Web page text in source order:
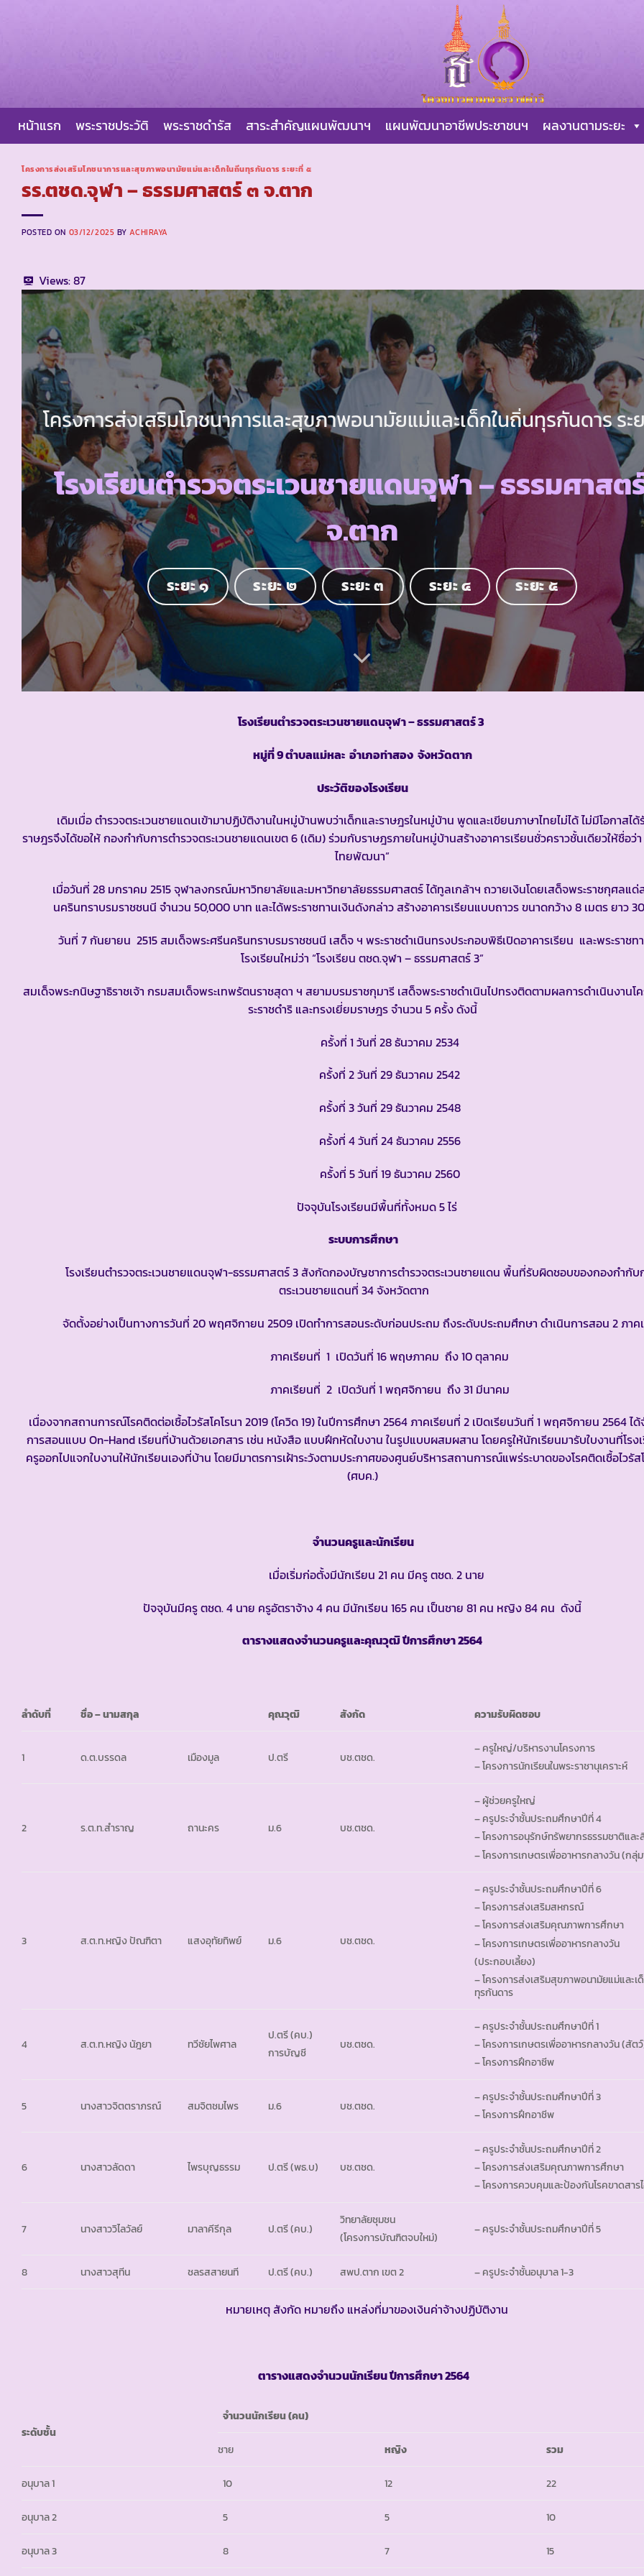
หน้าแรก พระราชประวัติ พระราชดำรัส สาระสำคัญแผนพัฒนาฯ แผนพัฒนาอาชีพประชาชนฯ ผลงานตามระยะ
โครงการส่งเสริมโภชนาการและสุขภาพอนามัยแม่และเด็กในถิ่นทุรกันดาร ระยะที่ ๕
รร.ตชด.จุฬา – ธรรมศาสตร์ ๓ จ.ตาก
POSTED ON 03/12/2025 BYACHIRAYA
Views:87
โครงการส่งเสริมโภชนาการและสุขภาพอนามัยแม่และเด็กในถิ่นทุรกันดาร ระ
โรงเรียนตำรวจตระเวนชายแดนจุฬา – ธรรมศาสต
จ.ตาก
ระยะ ๑ ระยะ ๒ ระยะ ๓ ระยะ ๔ ระยะ ๕
โรงเรียนตำรวจตระเวนชายแดนจุฬา – ธรรมศาสตร์ 3
หมู่ที่ 9 ตำบลแม่หละ อำเภอท่าสอง จังหวัดตาก
ประวัติของโรงเรียน
เดิมเมื่อ ตำรวจตระเวนชายแดนเข้ามาปฏิบัติงานในหมู่บ้านพบว่าเด็กและราษฎรในหมู่บ้าน พูดและเขียนภาษาไทยไม่ได้ ไม่มีโอกาสได้
ราษฎรจึงได้ขอให้ กองกำกับการตำรวจตระเวนชายแดนเขต 6 (เดิม) ร่วมกับราษฎรภายในหมู่บ้านสร้างอาคารเรียนชั่วคราวชั้นเดียวให้ชื่อว่า
ไทยพัฒนา”
เมื่อวันที่ 28 มกราคม 2515 จุฬาลงกรณ์มหาวิทยาลัยและมหาวิทยาลัยธรรมศาสตร์ ได้ทูลเกล้าฯ ถวายเงินโดยเสด็จพระราชกุศลแด่
นครินทราบรมราชชนนี จำนวน 50,000 บาท และได้พระราชทานเงินดังกล่าว สร้างอาคารเรียนแบบถาวร ขนาดกว้าง 8 เมตร ยาว
วันที่ 7 กันยายน 2515 สมเด็จพระศรีนครินทราบรมราชชนนี เสด็จ ฯ พระราชดำเนินทรงประกอบพิธีเปิดอาคารเรียน และพระราชท
โรงเรียนใหม่ว่า “โรงเรียน ตชด.จุฬา – ธรรมศาสตร์ 3”
สมเด็จพระกนิษฐาธิราชเจ้า กรมสมเด็จพระเทพรัตนราชสุดา ฯ สยามบรมราชกุมารี เสด็จพระราชดำเนินไปทรงติดตามผลการดำเนินงานโ
ระราชดำริ และทรงเยี่ยมราษฎร จำนวน 5 ครั้ง ดังนี้
ครั้งที่ 1 วันที่ 28 ธันวาคม 2534
ครั้งที่ 2 วันที่ 29 ธันวาคม 2542
ครั้งที่ 3 วันที่ 29 ธันวาคม 2548
ครั้งที่ 4 วันที่ 24 ธันวาคม 2556
ครั้งที่ 5 วันที่ 19 ธันวาคม 2560
ปัจจุบันโรงเรียนมีพื้นที่ทั้งหมด 5 ไร่
ระบบการศึกษา
โรงเรียนตำรวจตระเวนชายแดนจุฬา-ธรรมศาสตร์ 3 สังกัดกองบัญชาการตำรวจตระเวนชายแดน พื้นที่รับผิดชอบของกองกำกับ
ตระเวนชายแดนที่ 34 จังหวัดตาก
จัดตั้งอย่างเป็นทางการวันที่ 20 พฤศจิกายน 2509 เปิดทำการสอนระดับก่อนประถม ถึงระดับประถมศึกษา ดำเนินการสอน 2 ภา
ภาคเรียนที่ 1 เปิดวันที่ 16 พฤษภาคม ถึง 10 ตุลาคม
ภาคเรียนที่ 2 เปิดวันที่ 1 พฤศจิกายน ถึง 31 มีนาคม
เนื่องจากสถานการณ์โรคติดต่อเชื้อไวรัสโคโรนา 2019 (โควิด 19) ในปีการศึกษา 2564 ภาคเรียนที่ 2 เปิดเรียนวันที่ 1 พฤศจิกายน 2564 ไ
การสอนแบบ On-Hand เรียนที่บ้านด้วยเอกสาร เช่น หนังสือ แบบฝึกหัดใบงาน ในรูปแบบผสมผสาน โดยครูให้นักเรียนมารับใบงานที่โร
ครูออกไปแจกใบงานให้นักเรียนเองที่บ้าน โดยมีมาตรการเฝ้าระวังตามประกาศของศูนย์บริหารสถานการณ์แพร่ระบาดของโรคติดเชื้อไวรัส
(ศบค.)
จำนวนครูและนักเรียน
เมื่อเริ่มก่อตั้งมีนักเรียน 21 คน มีครู ตชด. 2 นาย
ปัจจุบันมีครู ตชด. 4 นาย ครูอัตราจ้าง 4 คน มีนักเรียน 165 คน เป็นชาย 81 คน หญิง 84 คน ดังนี้
ตารางแสดงจำนวนครูและคุณวุฒิ ปีการศึกษา2564
ลำดับที่ ชื่อ – นามสกุล คุณวุฒิ สังกัด ความรับผิดชอบ
1 ด.ต.บรรดล เมืองมูล ป.ตรี บช.ตชด.
– ครูใหญ่/บริหารงานโครงการ
– โครงการนักเรียนในพระราชานุเคราะห์
2 ร.ต.ท.สำราญ ถานะคร ม.6 บช.ตชด.
– ผู้ช่วยครูใหญ่
– ครูประจำชั้นประถมศึกษาปีที่ 4
– โครงการอนุรักษ์ทรัพยากรธรรมชาติแล
– โครงการเกษตรเพื่ออาหารกลางวัน (กลุ่
3 ส.ต.ท.หญิง ปัณฑิตา แสงอุทัยทิพย์ ม.6 บช.ตชด.
– ครูประจำชั้นประถมศึกษาปีที่ 6
– โครงการส่งเสริมสหกรณ์
– โครงการส่งเสริมคุณภาพการศึกษา
– โครงการเกษตรเพื่ออาหารกลางวัน
(ประกอบเลี้ยง)
– โครงการส่งเสริมสุขภาพอนามัยแม่และเ
ทุรกันดาร
4 ส.ต.ท.หญิง นัฎยา ทวีชัยไพศาล
ป.ตรี (คบ.)
การบัญชี
บช.ตชด.
– ครูประจำชั้นประถมศึกษาปีที่ 1
– โครงการเกษตรเพื่ออาหารกลางวัน (สัต
– โครงการฝึกอาชีพ
5 นางสาวจิตตราภรณ์ สมจิตชมไพร ม.6 บช.ตชด.
– ครูประจำชั้นประถมศึกษาปีที่ 3
– โครงการฝึกอาชีพ
6 นางสาวลัดดา ไพรบุญธรรม ป.ตรี (พธ.บ) บช.ตชด.
– ครูประจำชั้นประถมศึกษาปีที่ 2
– โครงการส่งเสริมคุณภาพการศึกษา
– โครงการควบคุมและป้องกันโรคขาดสาร
7 นางสาววิไลวัลย์ มาลาคีรีกุล ป.ตรี (คบ.)
วิทยาลัยชุมชน
(โครงการบัณฑิตจบใหม่)
– ครูประจำชั้นประถมศึกษาปีที่ 5
8 นางสาวสุทีน ชลรสสายนที ป.ตรี (คบ.) สพป.ตาก เขต 2 – ครูประจำชั้นอนุบาล 1-3
หมายเหตุ สังกัด หมายถึง แหล่งที่มาของเงินค่าจ้างปฏิบัติงาน
ตารางแสดงจำนวนนักเรียน ปีการศึกษา2564
ระดับชั้น
จำนวนนักเรียน (คน)
ชาย หญิง รวม
อนุบาล 1 10 12 22
อนุบาล 2 5 5 10
อนุบาล 3 8 7 15